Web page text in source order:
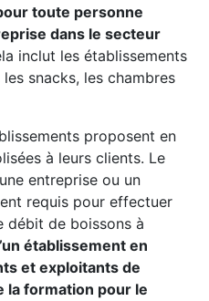
toute personne
dans le secteur
inclut les établissements
snacks, les chambres
proposent en
à leurs clients. Le
entreprise ou un
requis pour effectuer
débit de boissons à
établissement en
et exploitants de
la formation pour le